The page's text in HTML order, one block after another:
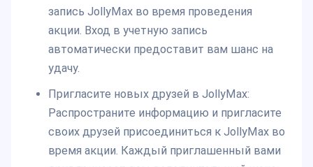
запись JollyMax во время проведения
акции. Вход в учетную запись
автоматически предоставит вам шанс на
удачу.
Пригласите новых друзей в JollyMax:
Распространите информацию и пригласите
своих друзей присоединиться к JollyMax во
время акции. Каждый приглашенный вами